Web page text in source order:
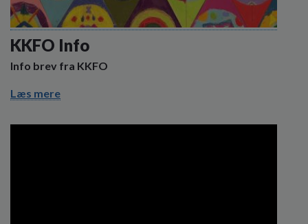
KKFO Info
Info brev fra KKFO
Læs mere